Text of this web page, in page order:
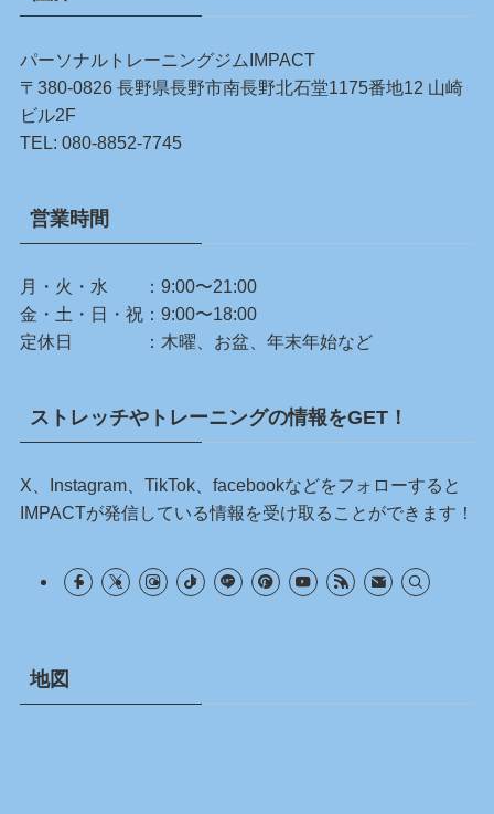
パーソナルトレーニングジムIMPACT
〒380-0826 長野県長野市南長野北石堂1175番地12 山崎
ビル2F
TEL: 080-8852-7745
営業時間
月・火・水 ：9:00〜21:00
金・土・日・祝：9:00〜18:00
定休日 ：木曜、お盆、年末年始など
ストレッチやトレーニングの情報をGET！
X、Instagram、TikTok、facebookなどをフォローすると
IMPACTが発信している情報を受け取ることができます！
地図